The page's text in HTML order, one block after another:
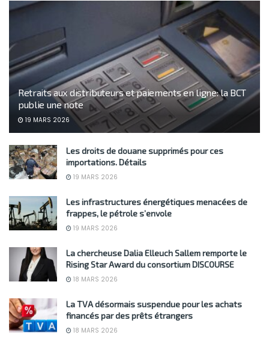
Retraits aux distributeurs et paiements en ligne: la BCT
publie une note
19 MARS 2026
Les droits de douane supprimés pour ces
importations. Détails
19 MARS 2026
Les infrastructures énergétiques menacées de
frappes, le pétrole s’envole
19 MARS 2026
La chercheuse Dalia Elleuch Sallem remporte le
Rising Star Award du consortium DISCOURSE
18 MARS 2026
La TVA désormais suspendue pour les achats
financés par des prêts étrangers
18 MARS 2026